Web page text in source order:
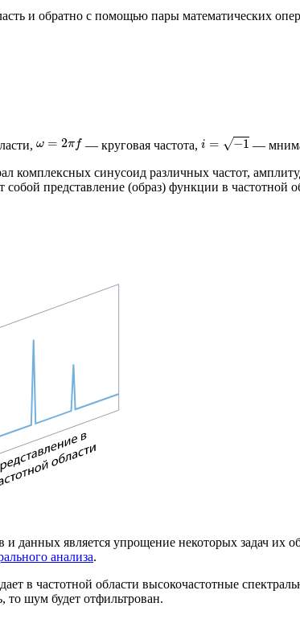
и обратно с помощью пары математических
ω = 2πf — круговая частота, i = √−1 —
синусоид различных частот,
представление (образ) функции в частотной
данных является упрощение некоторых задач их
анализа.
в частотной области высокочастотные
то шум будет отфильтрован.